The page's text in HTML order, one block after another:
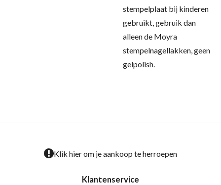
stempelplaat bij kinderen
gebruikt, gebruik dan
alleen de Moyra
stempelnagellakken, geen
gelpolish.
Klik hier om je aankoop te herroepen
Klantenservice